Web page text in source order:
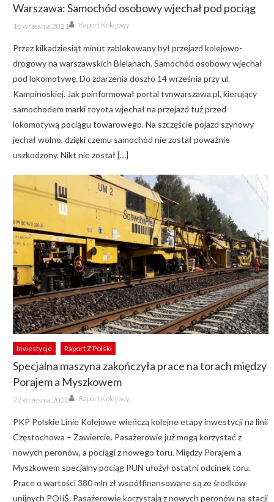
Warszawa: Samochód osobowy wjechał pod pociąg
Posted
on
16 września 2021 Author
Raport Kolejowy
Przez kilkadziesiąt minut zablokowany był przejazd kolejowo-
drogowy na warszawskich Bielanach. Samochód osobowy wjechał
pod lokomotywę. Do zdarzenia doszło 14 września przy ul.
Kampinoskiej. Jak poinformował portal tvnwarszawa.pl, kierujący
samochodem marki toyota wjechał na przejazd tuż przed
lokomotywą pociągu towarowego. Na szczęście pojazd szynowy
jechał wolno, dzięki czemu samochód nie został poważnie
uszkodzony. Nikt nie został […]
Inwestycje Raport Z Polski
Specjalna maszyna zakończyła prace na torach między
Porajem a Myszkowem
Posted
on
22 września 2020 Author
Raport Kolejowy
PKP Polskie Linie Kolejowe wieńczą kolejne etapy inwestycji na linii
Częstochowa – Zawiercie. Pasażerowie już mogą korzystać z
nowych peronów, a pociągi z nowego toru. Między Porajem a
Myszkowem specjalny pociąg PUN ułożył ostatni odcinek toru.
Prace o wartości 380 mln zł współfinansowane są ze środków
unijnych POIiŚ. Pasażerowie korzystają z nowych peronów na stacji